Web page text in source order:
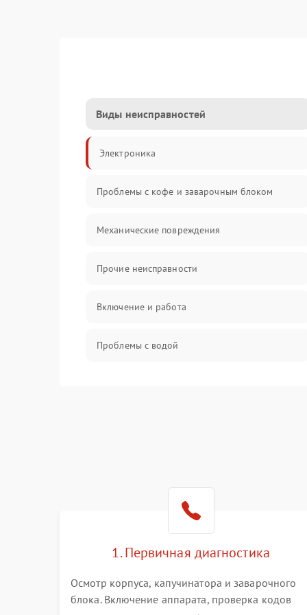
Виды неисправностей
Электроника
Проблемы с кофе и заварочным блоком
Механические повреждения
Прочие неисправности
Включение и работа
Проблемы с водой
1. Первичная диагностика
Осмотр корпуса, капучинатора и заварочного
блока. Включение аппарата, проверка кодов